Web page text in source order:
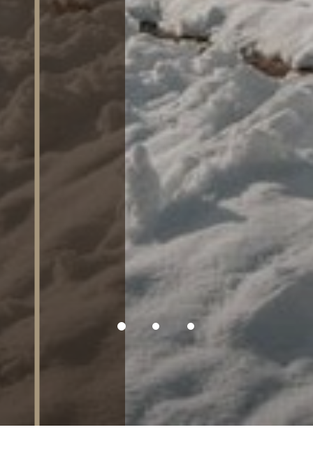
SAUNA
ATTIVITÀ
RICHIEDI
DISPONIBILITÀ /
PRENOTA